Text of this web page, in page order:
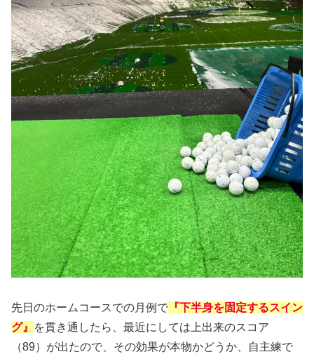
先日のホームコースでの月例で 『下半身を固定するスイン
グ』
を貫き通したら、最近にしては上出来のスコア
（89）が出たので、その効果が本物かどうか、自主練で